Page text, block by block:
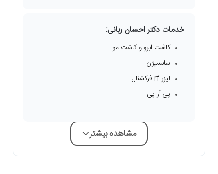
خدمات دکتر احسان ربانی:
کاشت ابرو و کاشت مو
سابسیژن
لیزر rf فرکشنال
پی آر پی
مشاهده بیشتر